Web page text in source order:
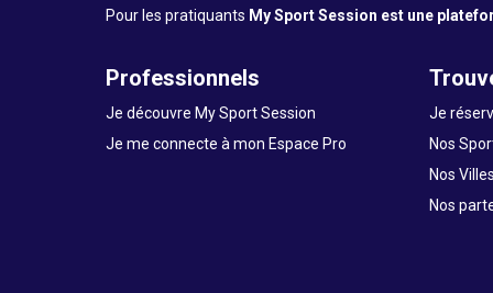
Pour les pratiquants My Sport Session est une
Professionnels
Je découvre My Sport Session
Je me connecte à mon Espace Pro
Je
Nos
Nos Villes
Nos